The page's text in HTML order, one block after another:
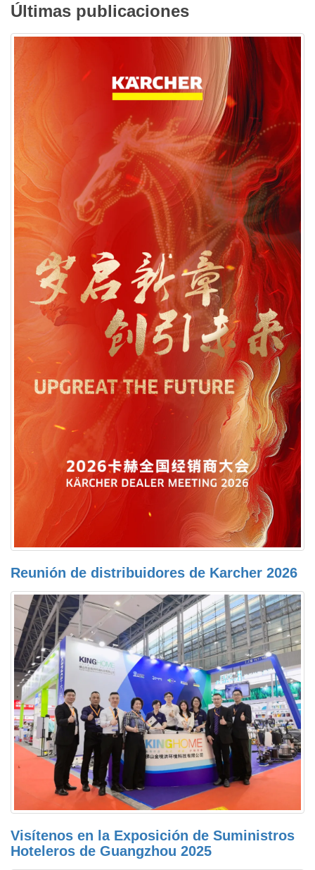
Últimas publicaciones
Reunión de distribuidores de Karcher 2026
Visítenos en la Exposición de Suministros
Hoteleros de Guangzhou 2025